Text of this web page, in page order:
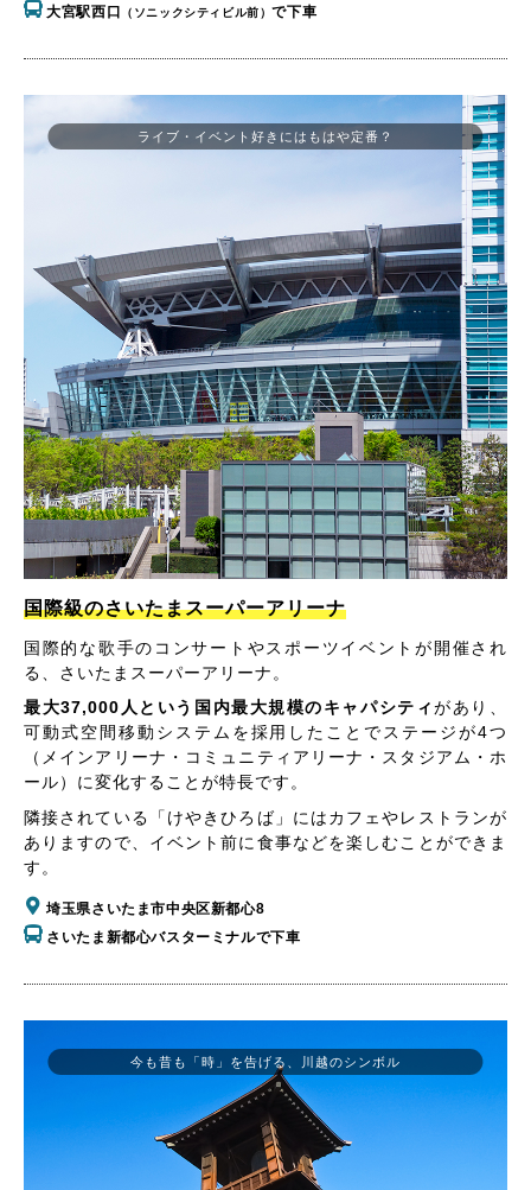
大宮駅西口
（ソニックシティビル前）で下車
国際級のさいたまスーパーアリーナ
国際的な歌手のコンサートやスポーツイベントが開催され
る、さいたまスーパーアリーナ。
最大37,000人という国内最大規模のキャパシティがあり、
可動式空間移動システムを採用したことでステージが4つ
（メインアリーナ・コミュニティアリーナ・スタジアム・ホ
ール）に変化することが特長です。
隣接されている「けやきひろば」にはカフェやレストランが
ありますので、イベント前に食事などを楽しむことができま
す。
埼玉県さいたま市中央区新都心8
さいたま新都心バスターミナルで下車
ライブ・イベント好きにはもはや定番？
今も昔も「時」を告げる、川越のシンボル